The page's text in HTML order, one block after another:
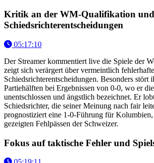
Kritik an der WM-Qualifikation und
Schiedsrichterentscheidungen
05:17:10
Der Streamer kommentiert live die Spiele der
zeigt sich verärgert über vermeintlich fehlerhafte
Schiedsrichterentscheidungen. Besonders stört
Partiehälften bei Ergebnissen von 0-0, wo er
unentschlossen und ängstlich bezeichnet. Er
Schiedsrichter, die seiner Meinung nach fair
prognostiziert eine 1-0-Führung für Kolumbien,
gezeigten Fehlpässen der Schweizer.
Fokus auf taktische Fehler und